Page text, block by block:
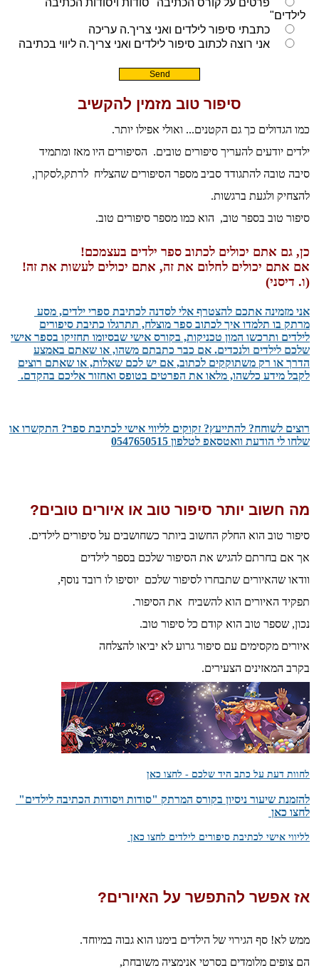
סיפור טוב מזמין להקשיב
כמו הגדולים כך גם הקטנים... ואולי אפילו יותר.
ילדים יודעים להעריך סיפורים טובים. הסיפורים היו מאז ומתמיד
סיבה טובה להתגודד סביב מספר הסיפורים שהצליח לרתק,לסקרן,
להצחיק ולגעת ברגשות.
סיפור טוב בספר טוב, הוא כמו מספר סיפורים טוב.
כן, גם אתם יכולים לכתוב ספר ילדים בעצמכם!
אם אתם יכולים לחלום את זה, אתם יכולים לעשות את זה!
(ו. דיסני)
אני מזמינה אתכם להצטרף אלי לסדנה לכתיבת ספרי ילדים, מסע
מרתק בו תלמדו איך לכתוב ספר מוצלח, תתרגלו כתיבת סיפורים
לילדים ותרכשו המון טכניקות, בקורס אישי שבסיומו תחזיקו בספר אישי
שלכם לילדים ולנכדים. אם כבר כתבתם משהו, או שאתם באמצע
הדרך או רק משתוקקים לכתוב, אם יש לכם שאלות, או שאתם רוצים
לקבל מידע כלשהו, מלאו את הפרטים בטופס ואחזור אליכם בהקדם.
רוצים לשוחח? להתייעץ? זקוקים לליווי אישי לכתיבת ספר? התקשרו או
שלחו לי הודעת וואטסאפ לטלפון 0547650515
מה חשוב יותר סיפור טוב או איורים טובים?
סיפור טוב הוא החלק החשוב ביותר כשחושבים על סיפורים לילדים.
אך אם בחרתם להגיש את הסיפור שלכם בספר לילדים
וודאו שהאיורים שתבחרו לסיפור שלכם יוסיפו לו רובד נוסף,
תפקיד האיורים הוא להשביח את הסיפור.
נכון, שספר טוב הוא קודם כל סיפור טוב.
איורים מקסימים עם סיפור גרוע לא יביאו להצלחה
בקרב המאזינים הצעירים.
לחוות דעת על כתב היד שלכם - לחצו כאן
​להזמנת שיעור ניסיון בקורס המרתק "סודות ויסודות הכתיבה לילדים"
לחצו כאן
לליווי אישי לכתיבת סיפורים לילדים לחצו כאן
אז אפשר להתפשר על האיורים?
ממש לא! סף הגירוי של הילדים בימנו הוא גבוה במיוחד.
הם צופים מלומדים בסרטי אנימציה משובחת,